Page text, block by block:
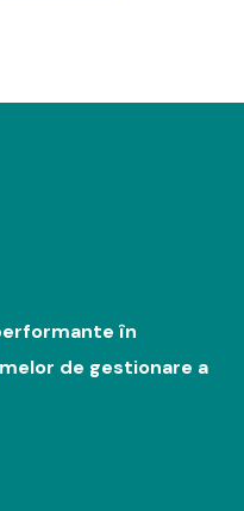
în
de gestionare a